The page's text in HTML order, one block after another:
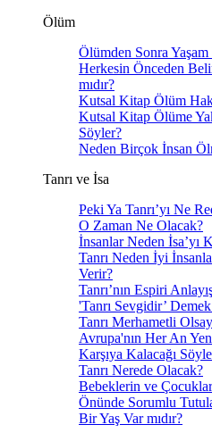
Ölüm
Ölümden Sonra Yaşam
Herkesin Önceden
mıdır?
Kutsal Kitap Ölüm
Kutsal Kitap Ölüme
Söyler?
Neden Birçok İnsan
Tanrı ve İsa
Peki Ya Tanrı’yı Ne
O Zaman Ne Olacak?
İnsanlar Neden İsa’yı
Tanrı Neden İyi
Verir?
Tanrı’nın Espiri
'Tanrı Sevgidir’
Tanrı Merhametli
Avrupa'nın Her An
Karşıya Kalacağı
Tanrı Nerede Olacak?
Bebeklerin ve
Önünde Sorumlu
Bir Yaş Var mıdır?